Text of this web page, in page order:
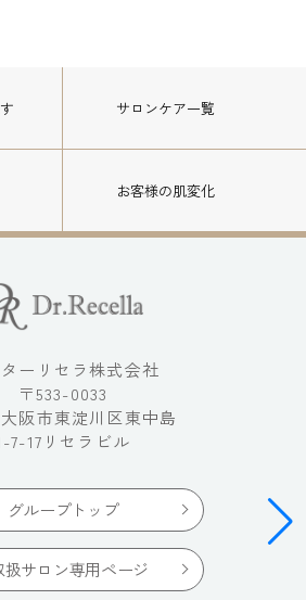
サロンケア一覧
お客様の肌変化
ターリセラ株式会社
〒533-0033
阪市東淀川区東中島
7-17リセラビル
グループトップ
扱サロン専用ページ